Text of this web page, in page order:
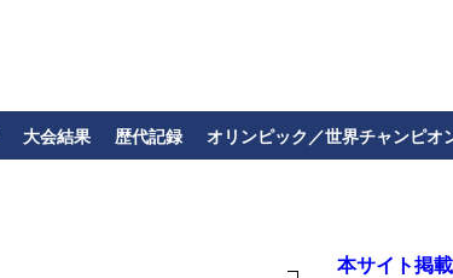
大会結果 歴代記録 オリンピック／世界チャンピオ
本サイト掲